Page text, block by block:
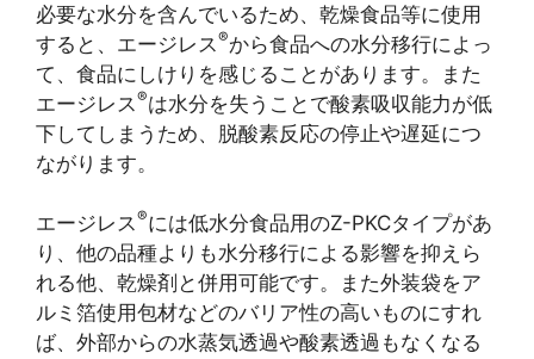
必要な水分を含んでいるため、乾燥食品等に使用
すると、エージレス ®から食品への水分移行によっ
て、食品にしけりを感じることがあります。また
エージレス ®は水分を失うことで酸素吸収能力が低
下してしまうため、脱酸素反応の停止や遅延につ
ながります。
エージレス®には低水分食品用のZ-PKCタイプがあ
り、他の品種よりも水分移行による影響を抑えら
れる他、乾燥剤と併用可能です。また外装袋をア
ルミ箔使用包材などのバリア性の高いものにすれ
ば、外部からの水蒸気透過や酸素透過もなくなる